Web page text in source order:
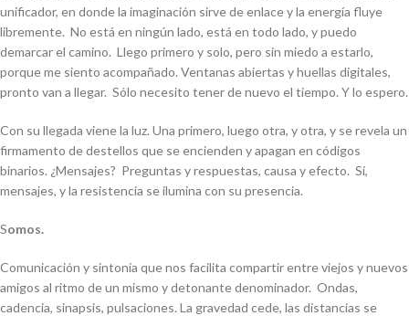
unificador, en donde la imaginación sirve de enlace y la energía fluye
libremente. No está en ningún lado, está en todo lado, y puedo
demarcar el camino. Llego primero y solo, pero sin miedo a estarlo,
porque me siento acompañado. Ventanas abiertas y huellas digitales,
pronto van a llegar. Sólo necesito tener de nuevo el tiempo. Y lo espero.
Con su llegada viene la luz. Una primero, luego otra, y otra, y se revela un
firmamento de destellos que se encienden y apagan en códigos
binarios. ¿Mensajes? Preguntas y respuestas, causa y efecto. Sí,
mensajes, y la resistencia se ilumina con su presencia.
Somos.
Comunicación y sintonía que nos facilita compartir entre viejos y nuevos
amigos al ritmo de un mismo y detonante denominador. Ondas,
cadencia, sinapsis, pulsaciones. La gravedad cede, las distancias se